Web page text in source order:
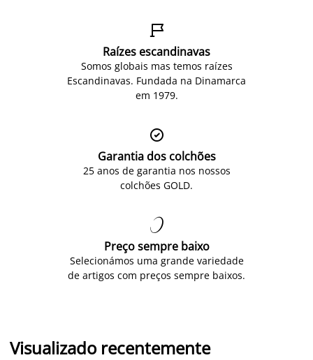

Raízes escandinavas
Somos globais mas temos raízes
Escandinavas. Fundada na Dinamarca
em 1979.

Garantia dos colchões
25 anos de garantia nos nossos
colchões GOLD.

Preço sempre baixo
Selecionámos uma grande variedade
de artigos com preços sempre baixos.
Visualizado recentemente